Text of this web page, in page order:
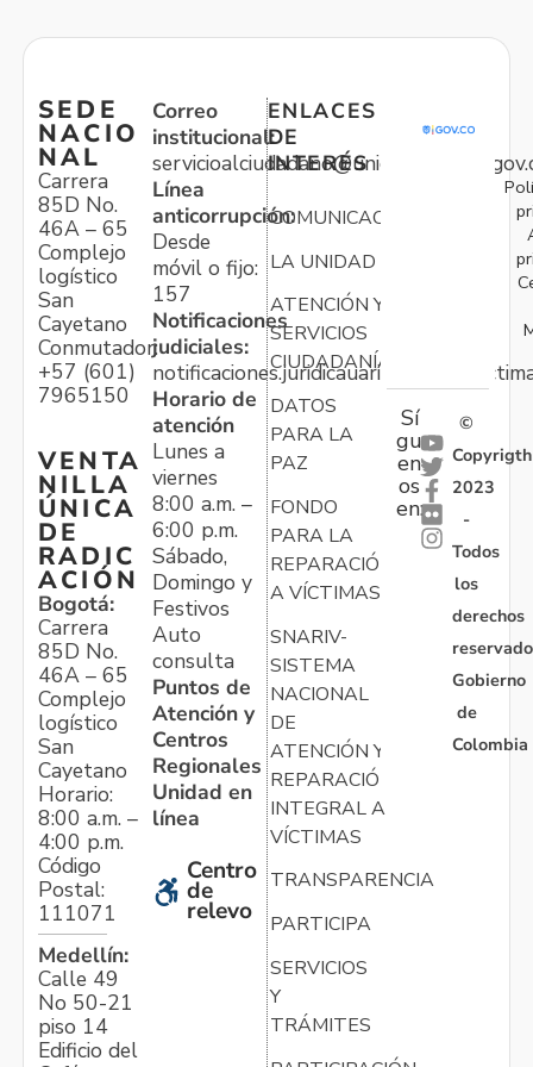
SEDE
NACIO
NAL
Carrera
85D No.
46A – 65
Complejo
logístico
San
Cayetano
Conmutador:
+57 (601)
7965150
VENTA
NILLA
ÚNICA
DE
RADIC
ACIÓN
Bogotá:
Carrera
85D No.
46A – 65
Complejo
logístico
San
Cayetano
Horario:
8:00 a.m. –
4:00 p.m.
Código
Postal:
111071
Medellín:
Calle 49
No 50-21
piso 14
Edificio del
Correo
institucional:
Línea
anticorrupción:
Desde
móvil o fijo:
157
Notificaciones
judiciales:
Horario de
atención
Lunes a
viernes
8:00 a.m. –
6:00 p.m.
Sábado,
Domingo y
Festivos
Auto
consulta
Puntos de
Atención y
Centros
Regionales
Unidad en
línea
Centro
de
relevo
ENLACES
DE
INTERÉS
COMUNICACIONES
LA UNIDAD
ATENCIÓN Y
SERVICIOS
CIUDADANÍA
DATOS
PARA LA
PAZ
FONDO
PARA LA
REPARACIÓN
A VÍCTIMAS
SNARIV-
SISTEMA
NACIONAL
DE
ATENCIÓN Y
REPARACIÓN
INTEGRAL A
VÍCTIMAS
TRANSPARENCIA
PARTICIPA
SERVICIOS
Y
TRÁMITES
Sí
gu
en
os
en:
©
Copyrigth
2023
-
Todos
los
derechos
Gobierno
de
Colombia